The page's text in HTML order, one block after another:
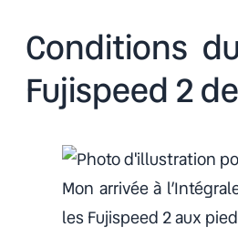
Conditions
Fujispeed 2
Mon arrivée à
les Fujispeed 2 aux